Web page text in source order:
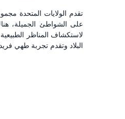
تقدم الولايات المتحدة
على الشواطئ الجميلة،
لاستكشاف المناظر
البلاد وتقدم تجربة طهي